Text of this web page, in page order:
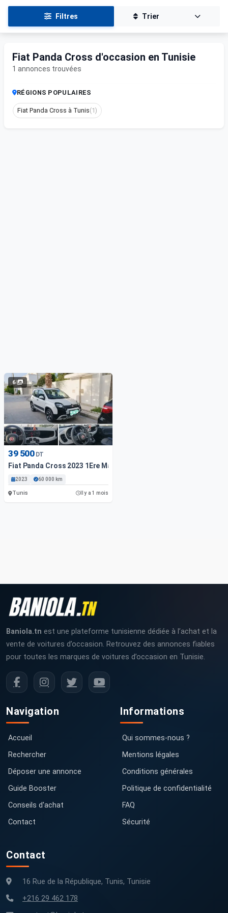
Filtres Trier
Fiat Panda Cross d'occasion en Tunisie
1 annonces trouvées
RÉGIONS POPULAIRES
Fiat Panda Cross à Tunis(1)
6
39 500 DT
Fiat Panda Cross 2023 1Ere Main - 4 Cylindres - 60Mille Km
2023 60 000 km
Tunis Il y a 1 mois
Baniola.tn est une plateforme tunisienne dédiée à l’achat et la
vente de voitures d’occasion. Retrouvez des annonces fiables
pour toutes les marques de voitures d’occasion en Tunisie.
Navigation
Accueil
Rechercher
Déposer une annonce
Guide Booster
Conseils d'achat
Contact
Informations
Qui sommes-nous ?
Mentions légales
Conditions générales
Politique de confidentialité
FAQ
Sécurité
Contact
16 Rue de la République, Tunis, Tunisie
+216 29 462 178